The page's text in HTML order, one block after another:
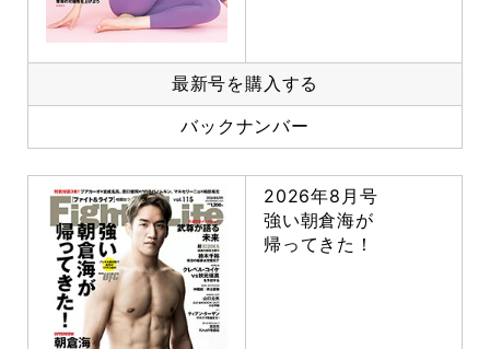
最新号を購入する
バックナンバー
2026年8月号
強い朝倉海が
帰ってきた！